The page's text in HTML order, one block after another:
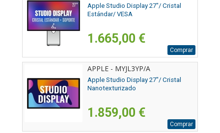
Apple Studio Display 27"/ Cristal
Estándar/ VESA
1.665,00 €
Comprar
APPLE - MYJL3YP/A
Apple Studio Display 27"/ Cristal
Nanotexturizado
1.859,00 €
Comprar